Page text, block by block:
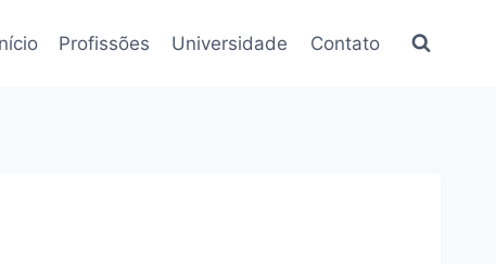
Profissões Universidade Contato